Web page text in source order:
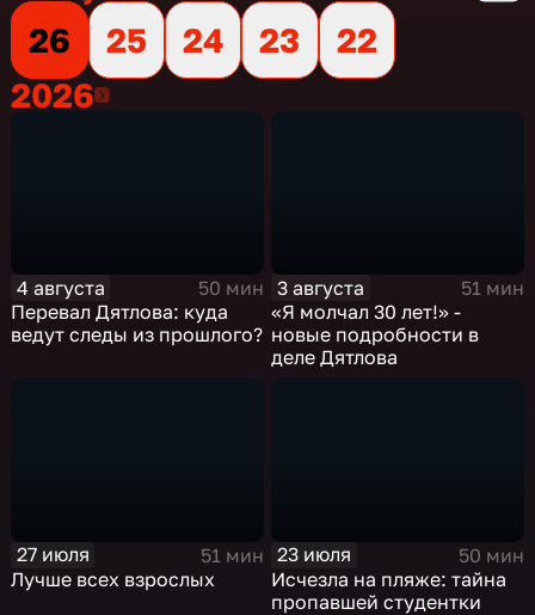
26
25 24 23
22
20262026
4 августа
50 мин
Перевал Дятлова: куда
ведут следы из прошлого?
3 августа
51 мин
«Я молчал 30 лет!» -
новые подробности в
деле Дятлова
27 июля
51 мин
Лучше всех взрослых
23 июля
50 мин
Исчезла на пляже: тайна
пропавшей студентки